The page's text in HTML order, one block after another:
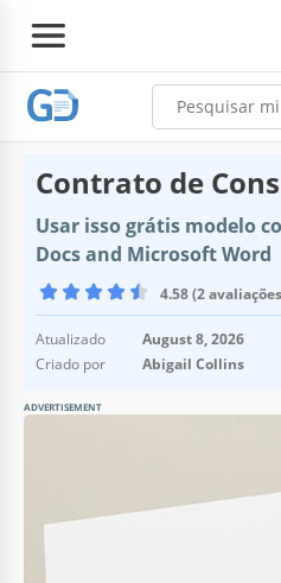
Contrato de
Usar isso grátis modelo
Docs and Microsoft Word
4.58 (2
Atualizado
August 8, 2026
Criado por
Abigail Collins
ADVERTISEMENT